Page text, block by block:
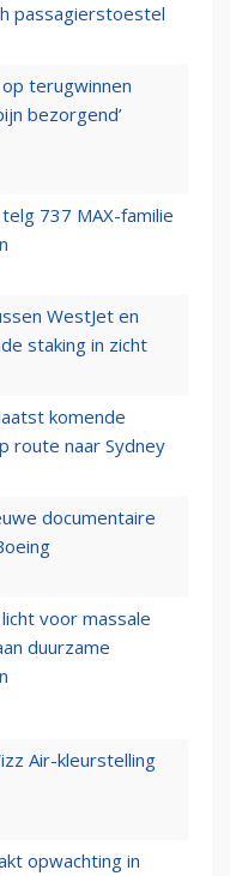
passagierstoestel
terugwinnen
bezorgend’
737 MAX-familie
WestJet en
staking in zicht
komende
route naar Sydney
documentaire
voor massale
duurzame
Air-kleurstelling
opwachting in